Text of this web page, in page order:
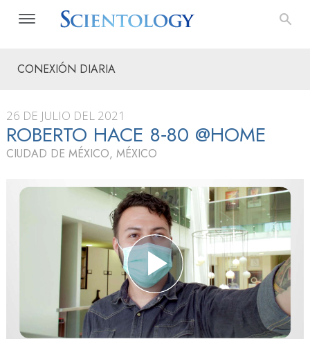
CONEXIÓN DIARIA
26 DE JULIO DEL 2021
ROBERTO HACE 8‑80 @HOME
CIUDAD DE MÉXICO, MÉXICO